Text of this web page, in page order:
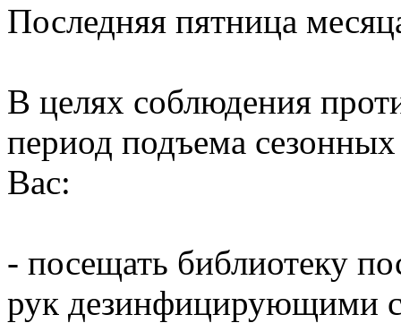
Последняя пятница
В целях соблюдения
период подъема
Вас:
- посещать библиотеку
рук дезинфицирующими